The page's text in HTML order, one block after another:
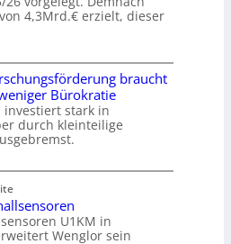
4,3Mrd.€ erzielt, dieser
braucht
Bürokratie
investiert stark in
durch kleinteilige
U1KM in
Wenglor sein